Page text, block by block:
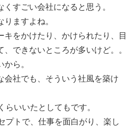
すごい会社になると思う。
ますよね。
をかけたり、かけられたり、目
できないところが多いけど。。
ら。
会社でも、そういう社風を築け
いいたとしてもです。
プトで、仕事を面白がり、楽し